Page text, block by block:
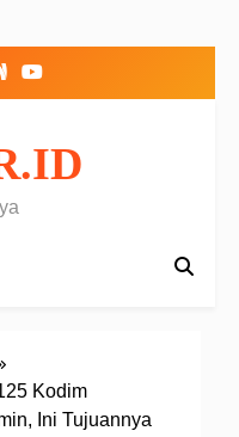
Kodim
Ini Tujuannya